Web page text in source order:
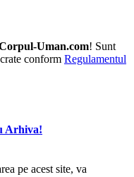
Uman.com! Sunt
conform Regulamentul
Arhiva!
pe acest site, va